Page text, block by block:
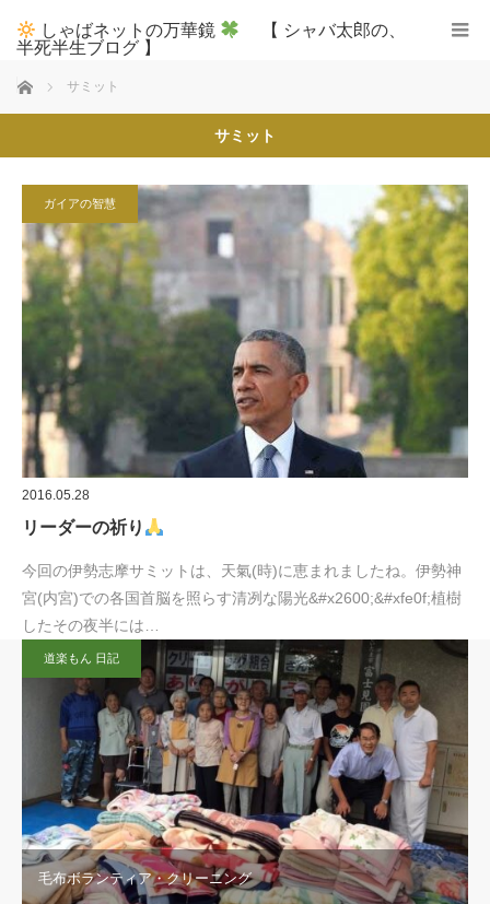
しゃばネットの万華鏡
【 シャバ太郎の、
半死半生ブログ 】
ホーム サミット
サミット
ガイアの智慧
2016.05.28
リーダーの祈り
今回の伊勢志摩サミットは、天氣(時)に恵まれましたね。伊勢神
宮(内宮)での各国首脳を照らす清冽な陽光&#x2600;&#xfe0f;植樹
したその夜半には…
道楽もん 日記
毛布ボランティア・クリーニング